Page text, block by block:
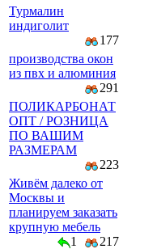
Турмалин
индиголит
177
производства окон
из пвх и алюминия
291
ПОЛИКАРБОНАТ
ОПТ / РОЗНИЦА
ПО ВАШИМ
РАЗМЕРАМ
223
Живём далеко от
Москвы и
планируем заказать
крупную мебель
1
217